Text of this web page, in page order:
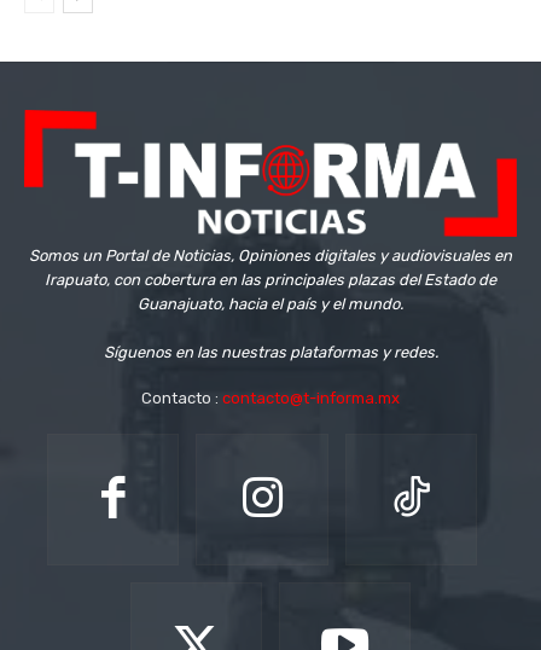
Somos un Portal de Noticias, Opiniones digitales y audiovisuales en
Irapuato, con cobertura en las principales plazas del Estado de
Guanajuato, hacia el país y el mundo.
Síguenos en las nuestras plataformas y redes.
Contacto : contacto@t-informa.mx